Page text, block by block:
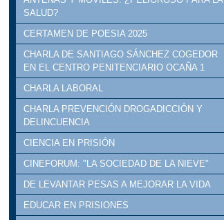
SALUD?
CERTAMEN DE POESIA 2025
CHARLA DE SANTIAGO SÁNCHEZ COGEDOR
EN EL CENTRO PENITENCIARIO OCAÑA 1
CHARLA LABORAL
CHARLA PREVENCIÓN DROGADICCIÓN Y
DELINCUENCIA
CIENCIA EN PRISIÓN
CINEFORUM: "LA SOCIEDAD DE LA NIEVE"
DE LEVANTAR PESAS A MEJORAR LA VIDA
EDUCAR EN PRISIONES